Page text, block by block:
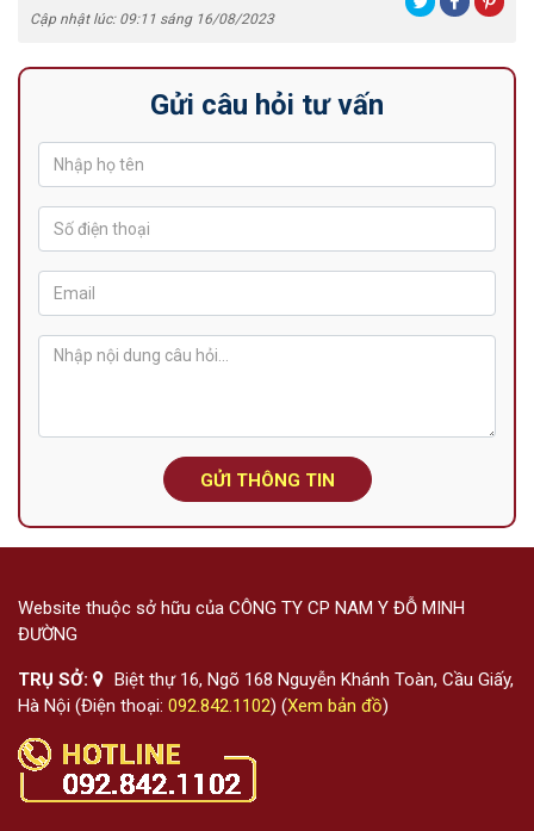
Cập nhật lúc: 09:11 sáng 16/08/2023
Gửi câu hỏi tư vấn
GỬI THÔNG TIN
Website thuộc sở hữu của CÔNG TY CP NAM Y ĐỖ MINH
ĐƯỜNG
TRỤ SỞ:
Biệt thự 16, Ngõ 168 Nguyễn Khánh Toàn, Cầu Giấy,
Hà Nội (Điện thoại: 092.842.1102) (Xem bản đồ)